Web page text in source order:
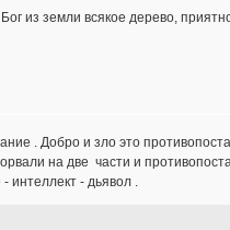
из земли всякое дерево,
. Добро и зло это
на две части и
интеллект - дьявол .